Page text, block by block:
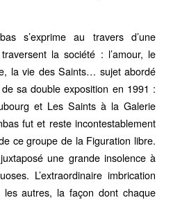
s’exprime au travers d’une
la société : l’amour, le
la vie des Saints… sujet abordé
sa double exposition en 1991 :
et Les Saints à la Galerie
fut et reste incontestablement
ce groupe de la Figuration libre.
une grande insolence à
L’extraordinaire imbrication
autres, la façon dont chaque